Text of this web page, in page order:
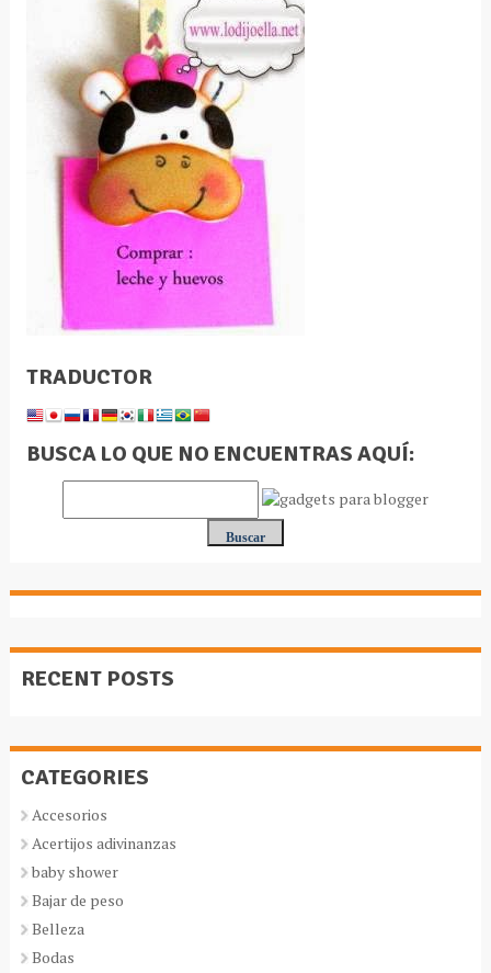
TRADUCTOR
BUSCA LO QUE NO ENCUENTRAS AQUÍ:
RECENT POSTS
CATEGORIES
Accesorios
Acertijos adivinanzas
baby shower
Bajar de peso
Belleza
Bodas